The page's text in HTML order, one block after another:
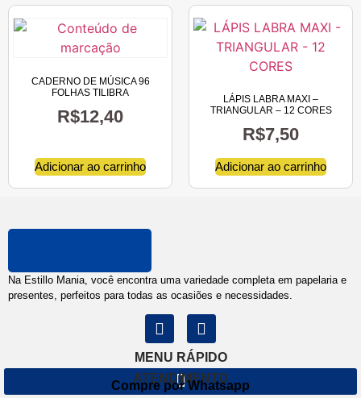
CADERNO DE MÚSICA 96
FOLHAS TILIBRA
R$12,40
Adicionar ao carrinho
LÁPIS LABRA MAXI –
TRIANGULAR – 12 CORES
R$7,50
Adicionar ao carrinho
Na Estillo Mania, você encontra uma variedade completa em papelaria e
presentes, perfeitos para todas as ocasiões e necessidades.
MENU RÁPIDO
ATENDIMENTO
Compre por Whatsapp